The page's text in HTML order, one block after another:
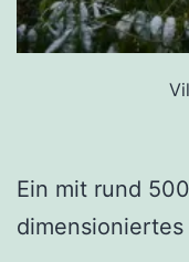
Ein mit rund